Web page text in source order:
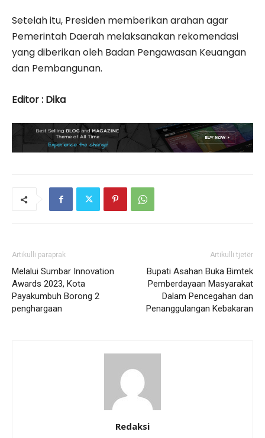
Setelah itu, Presiden memberikan arahan agar
Pemerintah Daerah melaksanakan rekomendasi
yang diberikan oleh Badan Pengawasan Keuangan
dan Pembangunan.
Editor : Dika
Artikulli paraprak
Melalui Sumbar Innovation
Awards 2023, Kota
Payakumbuh Borong 2
penghargaan
Artikulli tjetër
Bupati Asahan Buka Bimtek
Pemberdayaan Masyarakat
Dalam Pencegahan dan
Penanggulangan Kebakaran
Redaksi